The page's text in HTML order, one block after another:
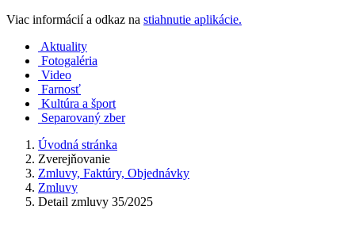
Viac informácií a odkaz na stiahnutie aplikácie.
Aktuality
Fotogaléria
Video
Farnosť
Kultúra a šport
Separovaný zber
Úvodná stránka
Zverejňovanie
Zmluvy, Faktúry, Objednávky
Zmluvy
Detail zmluvy 35/2025